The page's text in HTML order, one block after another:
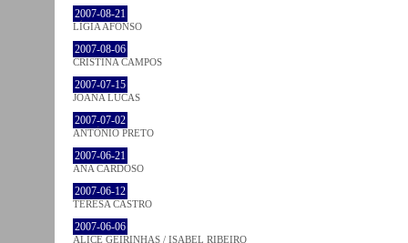
2007-08-21
LÍGIA AFONSO
2007-08-06
CRISTINA CAMPOS
2007-07-15
JOANA LUCAS
2007-07-02
ANTÓNIO PRETO
2007-06-21
ANA CARDOSO
2007-06-12
TERESA CASTRO
2007-06-06
ALICE GEIRINHAS / ISABEL RIBEIRO